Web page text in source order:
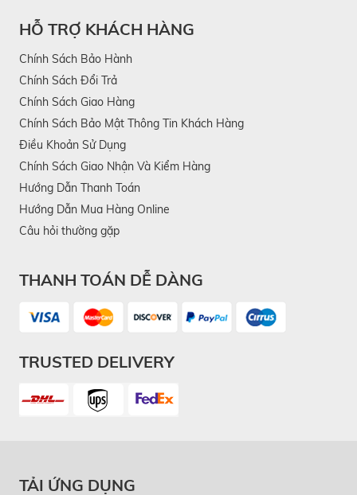
HỖ TRỢ KHÁCH HÀNG
Chính Sách Bảo Hành
Chính Sách Đổi Trả
Chính Sách Giao Hàng
Chính Sách Bảo Mật Thông Tin Khách Hàng
Điều Khoản Sử Dụng
Chính Sách Giao Nhận Và Kiểm Hàng
Hướng Dẫn Thanh Toán
Hướng Dẫn Mua Hàng Online
Câu hỏi thường gặp
THANH TOÁN DỄ DÀNG
TRUSTED DELIVERY
TẢI ỨNG DỤNG